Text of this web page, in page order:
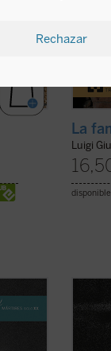
Rechazar
La
Luigi
en
Su